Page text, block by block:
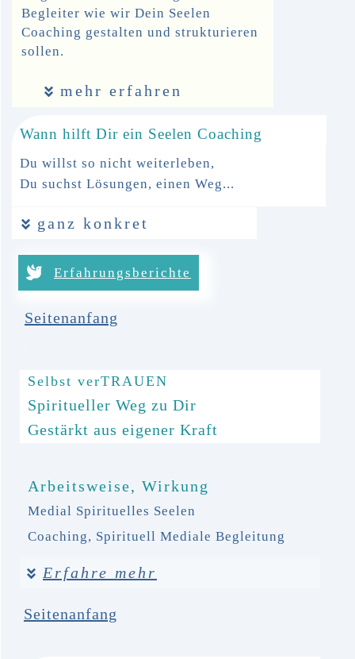
Begleiter wie wir Dein Seelen
Coaching gestalten und strukturieren
sollen.
mehr erfahren
Wann hilft Dir ein Seelen Coaching
Du willst so nicht weiterleben,
Du suchst Lösungen, einen Weg...
ganz konkret
Erfahrungsberichte
Seitenanfang
Selbst verTRAUEN
Spiritueller Weg zu Dir
Gestärkt aus eigener Kraft
Arbeitsweise, Wirkung
Medial Spirituelles Seelen
Coaching, Spirituell Mediale Begleitung
Erfahre mehr
Seitenanfang